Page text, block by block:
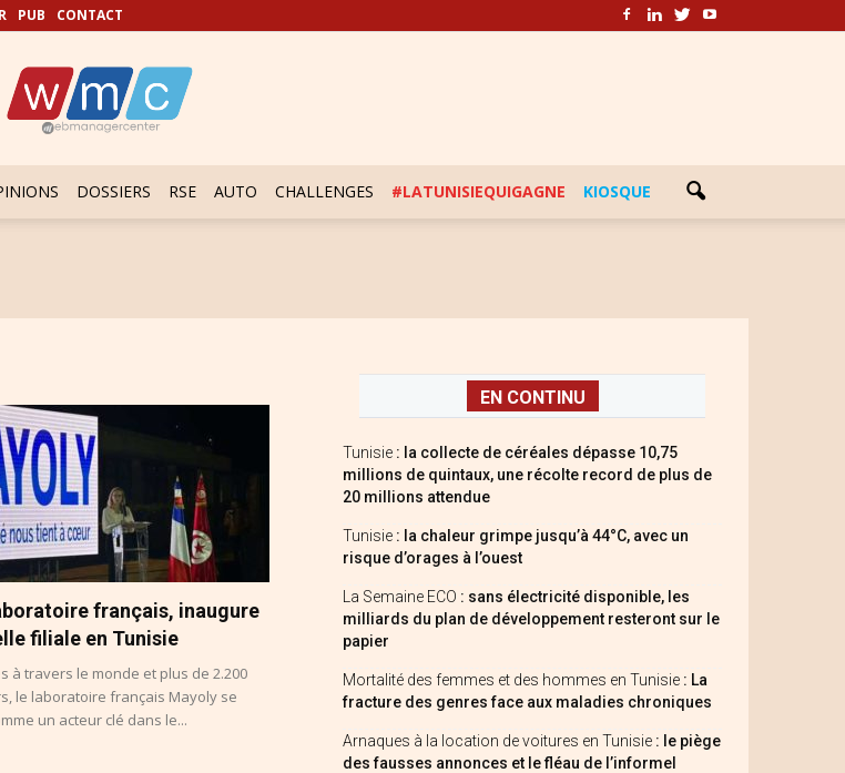
PUB CONTACT
DOSSIERS RSE AUTO CHALLENGES #LATUNISIEQUIGAGNE KIOSQUE
français, inaugure
filiale en Tunisie
à travers le monde et plus de 2.200
le laboratoire français Mayoly se
un acteur clé dans le...
EN CONTINU
Tunisie : la collecte de céréales dépasse 10,75
millions de quintaux, une récolte record de plus de
20 millions attendue
Tunisie : la chaleur grimpe jusqu’à 44°C, avec un
risque d’orages à l’ouest
La Semaine ECO : sans électricité disponible, les
milliards du plan de développement resteront sur le
papier
Mortalité des femmes et des hommes en Tunisie : La
fracture des genres face aux maladies chroniques
Arnaques à la location de voitures en Tunisie : le piège
des fausses annonces et le fléau de l’informel